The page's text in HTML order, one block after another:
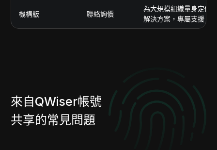
機構版 聯絡詢價
為大規模組織量身定做
解決方案，專屬支援，
來自QWiser帳號
共享的常見問題